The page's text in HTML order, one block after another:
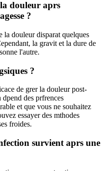
douleur aprs
?
la douleur disparat quelques
la gravit et la dure de
l'autre.
?
de grer la douleur post-
des prfrences
et que vous ne souhaitez
essayer des mthodes
froides.
survient aprs une